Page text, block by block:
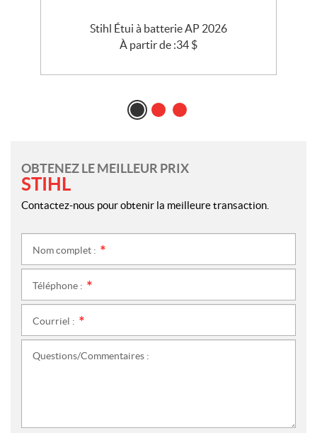
Stihl Étui à batterie AP 2026
À partir de :34 $
OBTENEZ LE MEILLEUR PRIX
STIHL
Contactez-nous pour obtenir la meilleure transaction.
Nom complet :
Téléphone :
Courriel :
Questions/Commentaires :